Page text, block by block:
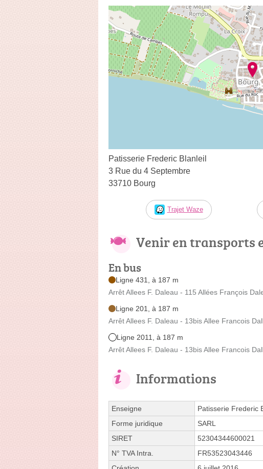
Patisserie Frederic Blanleil
3 Rue du 4 Septembre
33710 Bourg
Trajet Waze
Venir en transports
En bus
Ligne 431, à 187 m
Arrêt Allees F. Daleau - 115 Allées François
Ligne 201, à 187 m
Arrêt Allees F. Daleau - 13bis Allee Francois
Ligne 2011, à 187 m
Arrêt Allees F. Daleau - 13bis Allee Francois
Informations
Enseigne
Patisserie Frederic
Forme juridique
SARL
SIRET
52304344600021
N° TVA Intra.
FR53523043446